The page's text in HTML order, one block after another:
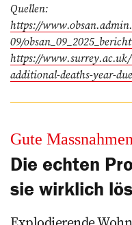
Quellen:
https://
09/
https://www.surrey.ac.uk/
additional-deaths-year-
Gute
Die echten
sie wirklich